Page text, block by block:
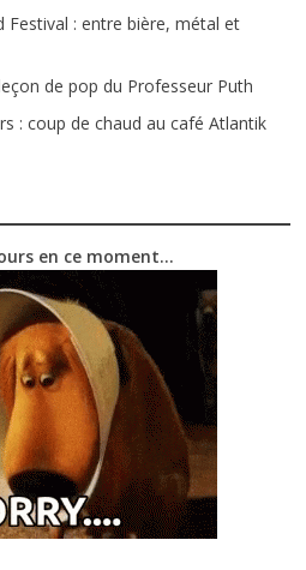
Festival : entre bière, métal et
de pop du Professeur Puth
: coup de chaud au café Atlantik
en ce moment…